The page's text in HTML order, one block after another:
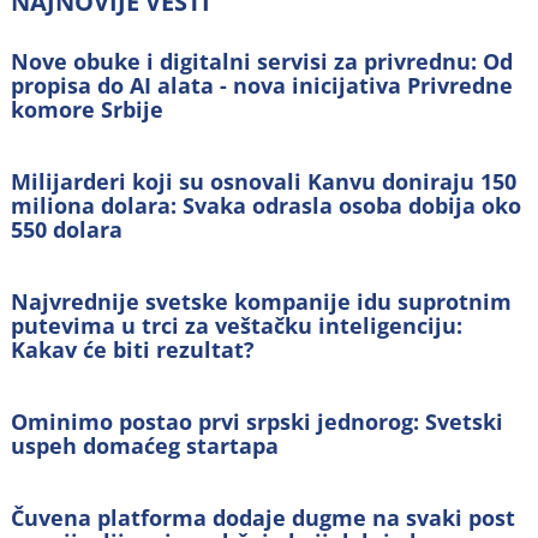
Nove obuke i digitalni servisi za privrednu: Od
propisa do AI alata - nova inicijativa Privredne
komore Srbije
Milijarderi koji su osnovali Kanvu doniraju 150
miliona dolara: Svaka odrasla osoba dobija oko
550 dolara
Najvrednije svetske kompanije idu suprotnim
putevima u trci za veštačku inteligenciju:
Kakav će biti rezultat?
Ominimo postao prvi srpski jednorog: Svetski
uspeh domaćeg startapa
Čuvena platforma dodaje dugme na svaki post